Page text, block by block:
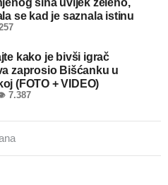
sina uvijek zeleno,
se kad je saznala istinu
kako je bivši igrač
zaprosio Bišćanku u
(FOTO + VIDEO)
7.387